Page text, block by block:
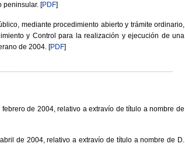
peninsular. [PDF]
mediante procedimiento abierto y trámite ordinario,
y Control para la realización y ejecución de una
de 2004. [PDF]
de 2004, relativo a extravío de título a nombre de
de 2004, relativo a extravío de título a nombre de D.